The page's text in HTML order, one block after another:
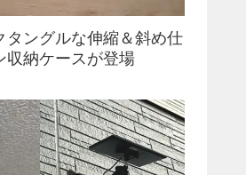
タングルな伸縮＆斜め仕
収納ケースが登場